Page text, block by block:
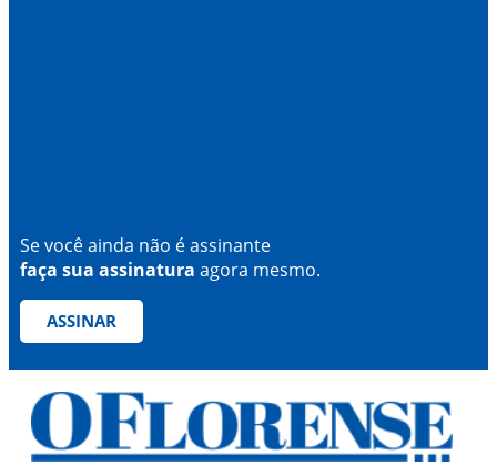
Se você ainda não é assinante
faça sua assinatura agora mesmo.
ASSINAR